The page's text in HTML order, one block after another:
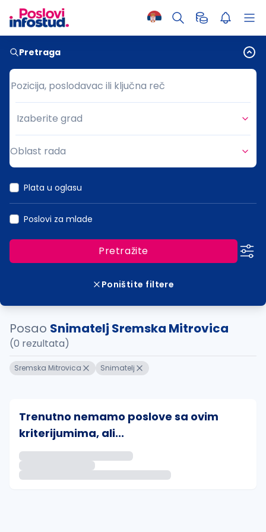
Pretraga
Pozicija, poslodavac ili ključna reč
Pozicija, poslodavac ili ključna reč
Grad
Izaberite grad
Oblast rada
Plata u oglasu
Poslovi za mlade
Pretražite
Poništite filtere
Posao Snimatelj Sremska Mitrovica
(0 rezultata)
Sremska Mitrovica Snimatelj
Trenutno nemamo poslove sa ovim
kriterijumima, ali...